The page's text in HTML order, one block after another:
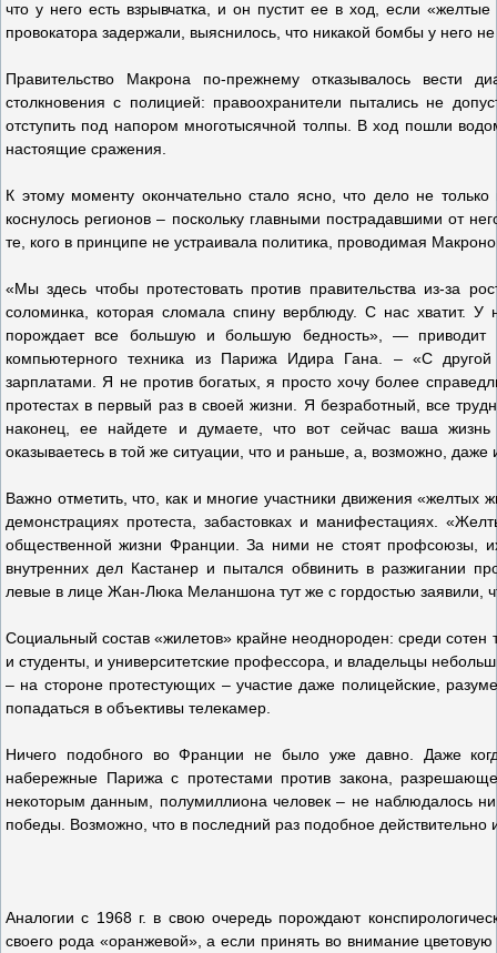
что у него есть взрывчатка, и он пустит ее в ход, если
провокатора задержали, выяснилось, что никакой бомбы у него
Правительство Макрона по-прежнему отказывалось
столкновения с полицией: правоохранители пытались не
отступить под напором многотысячной толпы. В ход пошли
настоящие сражения.
К этому моменту окончательно стало ясно, что дело не
коснулось регионов – поскольку главными пострадавшими от
те, кого в принципе не устраивала политика, проводимая
«Мы здесь чтобы протестовать против правительства из-за
соломинка, которая сломала спину верблюду. С нас хватит.
порождает все большую и большую бедность», — приводит
компьютерного техника из Парижа Идира Гана. – «С
зарплатами. Я не против богатых, я просто хочу более
протестах в первый раз в своей жизни. Я безработный, все
наконец, ее найдете и думаете, что вот сейчас ваша жизнь
оказываетесь в той же ситуации, что и раньше, а, возможно, даже
Важно отметить, что, как и многие участники движения
демонстрациях протеста, забастовках и манифестациях.
общественной жизни Франции. За ними не стоят профсоюзы,
внутренних дел Кастанер и пытался обвинить в разжигании
левые в лице Жан-Люка Меланшона тут же с гордостью заявили,
Социальный состав «жилетов» крайне неоднороден: среди
и студенты, и университетские профессора, и владельцы
– на стороне протестующих – участие даже полицейские,
попадаться в объективы телекамер.
Ничего подобного во Франции не было уже давно. Даже
набережные Парижа с протестами против закона,
некоторым данным, полумиллиона человек – не наблюдалось
победы. Возможно, что в последний раз подобное действительно
Аналогии с 1968 г. в свою очередь порождают
своего рода «оранжевой», а если принять во внимание